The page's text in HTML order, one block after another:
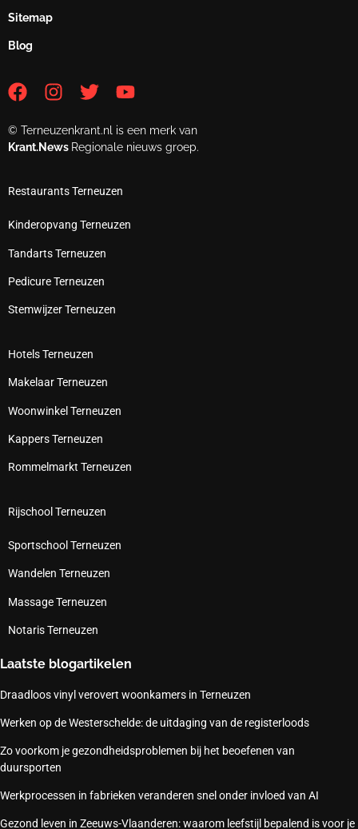
Sitemap
Blog
© Terneuzenkrant.nl is een merk van
Krant.News Regionale nieuws groep.
Restaurants Terneuzen
Kinderopvang Terneuzen
Tandarts Terneuzen
Pedicure Terneuzen
Stemwijzer Terneuzen
Hotels Terneuzen
Makelaar Terneuzen
Woonwinkel Terneuzen
Kappers Terneuzen
Rommelmarkt Terneuzen
Rijschool Terneuzen
Sportschool Terneuzen
Wandelen Terneuzen
Massage Terneuzen
Notaris Terneuzen
Laatste blogartikelen
Draadloos vinyl verovert woonkamers in Terneuzen
Werken op de Westerschelde: de uitdaging van de registerloods
Zo voorkom je gezondheidsproblemen bij het beoefenen van
duursporten
Werkprocessen in fabrieken veranderen snel onder invloed van AI
Gezond leven in Zeeuws-Vlaanderen: waarom leefstijl bepalend is voor je